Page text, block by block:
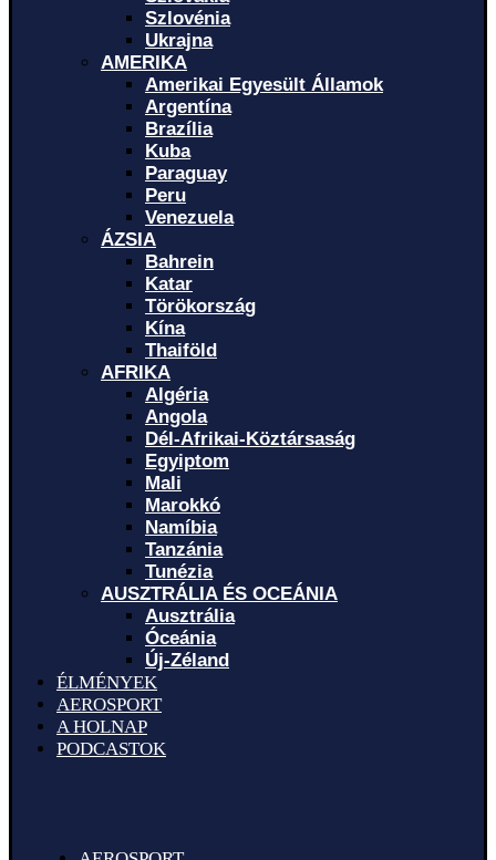
Szlovénia
Ukrajna
AMERIKA
Amerikai Egyesült Államok
Argentína
Brazília
Kuba
Paraguay
Peru
Venezuela
ÁZSIA
Bahrein
Katar
Törökország
Kína
Thaiföld
AFRIKA
Algéria
Angola
Dél-Afrikai-Köztársaság
Egyiptom
Mali
Marokkó
Namíbia
Tanzánia
Tunézia
AUSZTRÁLIA ÉS OCEÁNIA
Ausztrália
Óceánia
Új-Zéland
ÉLMÉNYEK
AEROSPORT
A HOLNAP
PODCASTOK